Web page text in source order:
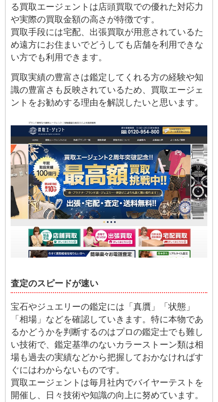
る買取エージェントは店頭買取での優れた対応力
や実際の買取金額の高さが特徴です。
買取手段には宅配、出張買取が用意されているた
め遠方にお住まいでどうしても店舗を利用できな
い方でも利用できます。
買取実績の豊富さは鑑定してくれる方の経験や知
識の豊富さも反映されているため、買取エージェ
ントをお勧めする理由を解説したいと思います。
査定のスピードが速い
宝石やジュエリーの鑑定には「真贋」「状態」
「相場」などを確認していきます。特に本物であ
るかどうかを判断するのはプロの鑑定士でも難し
い技術で、鑑定基準のないカラーストーン類は相
場も過去の実績などから把握しておかなければす
ぐにはわからないものです。
買取エージェントは毎月社内でバイヤーテストを
開催し、日々技術や知識の向上に努めています。